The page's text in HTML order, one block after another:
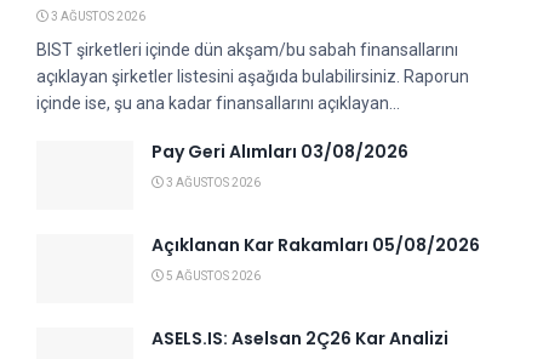
3 AĞUSTOS 2026
BIST şirketleri içinde dün akşam/bu sabah finansallarını
açıklayan şirketler listesini aşağıda bulabilirsiniz. Raporun
içinde ise, şu ana kadar finansallarını açıklayan...
Pay Geri Alımları 03/08/2026
3 AĞUSTOS 2026
Açıklanan Kar Rakamları 05/08/2026
5 AĞUSTOS 2026
ASELS.IS: Aselsan 2Ç26 Kar Analizi